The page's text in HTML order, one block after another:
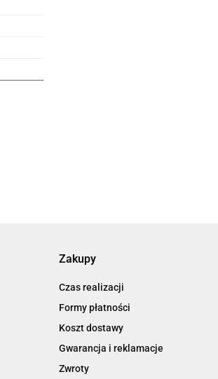
Zakupy
Czas realizacji
Formy płatności
Koszt dostawy
Gwarancja i reklamacje
Zwroty